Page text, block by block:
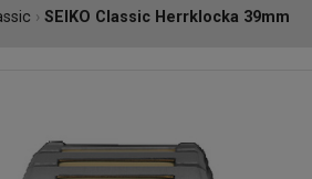
› SEIKO Classic Herrklocka 39mm